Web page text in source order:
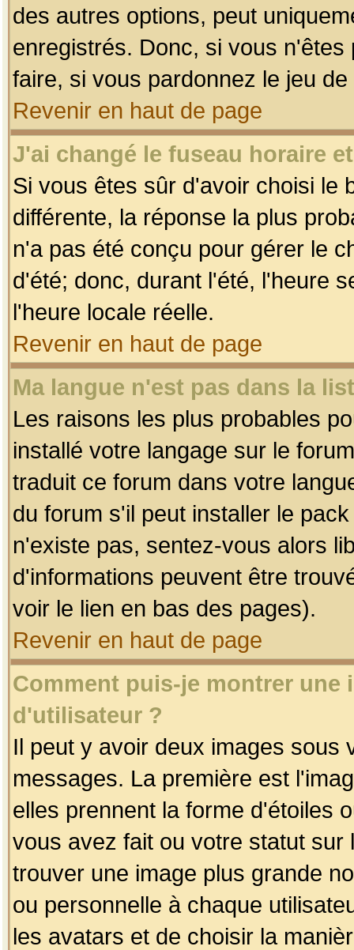
des autres options, peut
enregistrés. Donc, si vous
faire, si vous pardonnez le jeu
Revenir en haut de page
J'ai changé le fuseau horaire
Si vous êtes sûr d'avoir choisi le
différente, la réponse la plus
n'a pas été conçu pour gérer le
d'été; donc, durant l'été, l'heure
l'heure locale réelle.
Revenir en haut de page
Ma langue n'est pas dans la
Les raisons les plus probables
installé votre langage sur le
traduit ce forum dans votre
du forum s'il peut installer le
n'existe pas, sentez-vous alors
d'informations peuvent être
voir le lien en bas des pages).
Revenir en haut de page
Comment puis-je montrer une
d'utilisateur ?
Il peut y avoir deux images sous
messages. La première est
elles prennent la forme d'étoiles
vous avez fait ou votre statut
trouver une image plus grande
ou personnelle à chaque
les avatars et de choisir la